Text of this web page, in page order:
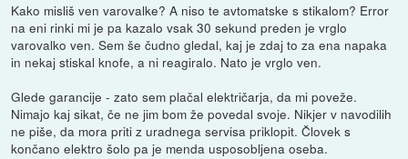
Kako misliš ven varovalke? A niso te avtomatske s stikalom? Error
na eni rinki mi je pa kazalo vsak 30 sekund preden je vrglo
varovalko ven. Sem še čudno gledal, kaj je zdaj to za ena napaka
in nekaj stiskal knofe, a ni reagiralo. Nato je vrglo ven.
Glede garancije - zato sem plačal električarja, da mi poveže.
Nimajo kaj sikat, če ne jim bom že povedal svoje. Nikjer v navodilih
ne piše, da mora priti z uradnega servisa priklopit. Človek s
končano elektro šolo pa je menda usposobljena oseba.